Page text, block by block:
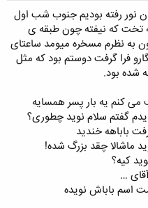
نور رفته بودیم جنوب شب اول
تخت که نیفته چون طبقه ی
به نظرم مسخره میومد ساعتای
فرا گرفت دوستم بود که مثل
شده بود.
می کنم یه بار پسر همسایه
گفتم سلام نوید چطوری؟
باباهه خندید
ماشالا چقد بزرگ شده!
کیه؟
…
اسم باباش نویده